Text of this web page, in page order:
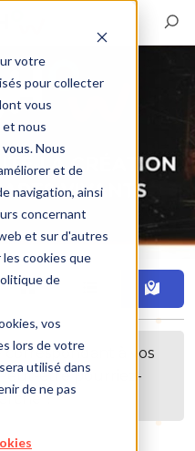
votre
pour collecter
vous
nous
Nous
et de
navigation, ainsi
concernant
et sur d'autres
cookies que
de
vos
lors de votre
utilisé dans
de ne pas
correspondant à vos
être pourriez-
?